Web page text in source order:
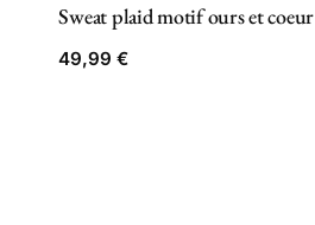
Sweat plaid motif ours et coeur
49,99€